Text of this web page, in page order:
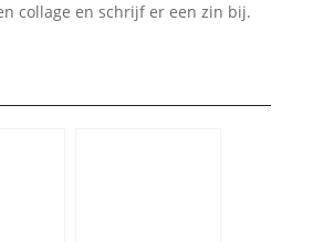
collage en schrijf er een zin bij.